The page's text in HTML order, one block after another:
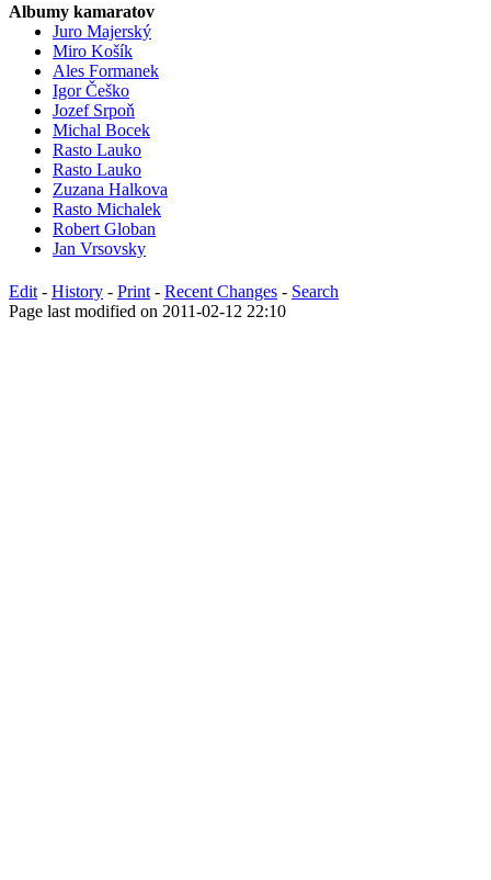
Albumy kamaratov
Juro Majerský
Miro Košík
Ales Formanek
Igor Češko
Jozef Srpoň
Michal Bocek
Rasto Lauko
Rasto Lauko
Zuzana Halkova
Rasto Michalek
Robert Globan
Jan Vrsovsky
Edit - History - Print - Recent Changes - Search
Page last modified on 2011-02-12 22:10